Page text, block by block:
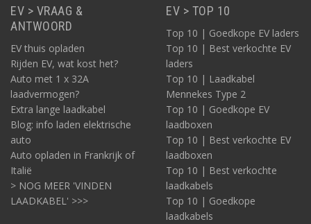
EV > VRAAG &
ANTWOORD
EV thuis opladen
Rijden EV, wat kost het?
Auto met 1 x 32A
laadvermogen?
Extra lange laadkabel
Blog: info laden elektrische
auto
Auto opladen in Frankrijk of
Italië
> NOG MEER 'VINDEN
LAADKABEL' >>>
EV > TOP 10
Top 10 | Goedkope EV laders
Top 10 | Best verkochte EV
laders
Top 10 | Laadkabel
Mennekes Type 2
Top 10 | Goedkope EV
laadboxen
Top 10 | Best verkochte EV
laadboxen
Top 10 | Best verkochte
laadkabels
Top 10 | Goedkope
laadkabels